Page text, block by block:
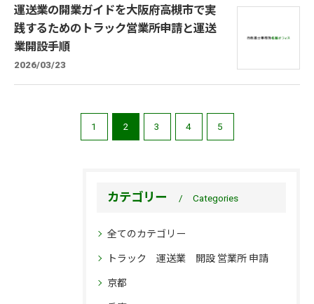
運送業の開業ガイドを大阪府高槻市で実
践するためのトラック営業所申請と運送
業開設手順
2026/03/23
1 2 3 4 5
カテゴリー Categories
全てのカテゴリー
トラック 運送業 開設 営業所 申請
京都